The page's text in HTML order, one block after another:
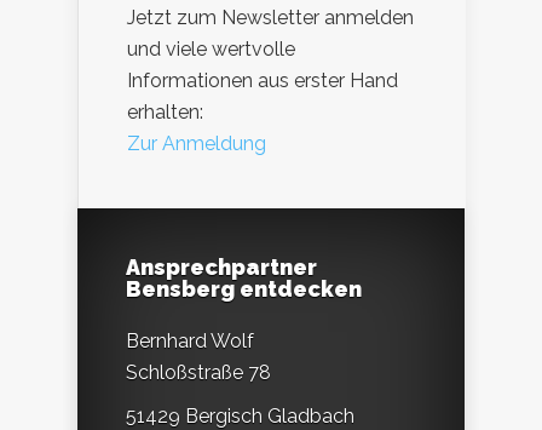
Jetzt zum Newsletter anmelden
und viele wertvolle
Informationen aus erster Hand
erhalten:
Zur Anmeldung
Ansprechpartner
Bensberg entdecken
Bernhard Wolf
Schloßstraße 78
51429 Bergisch Gladbach